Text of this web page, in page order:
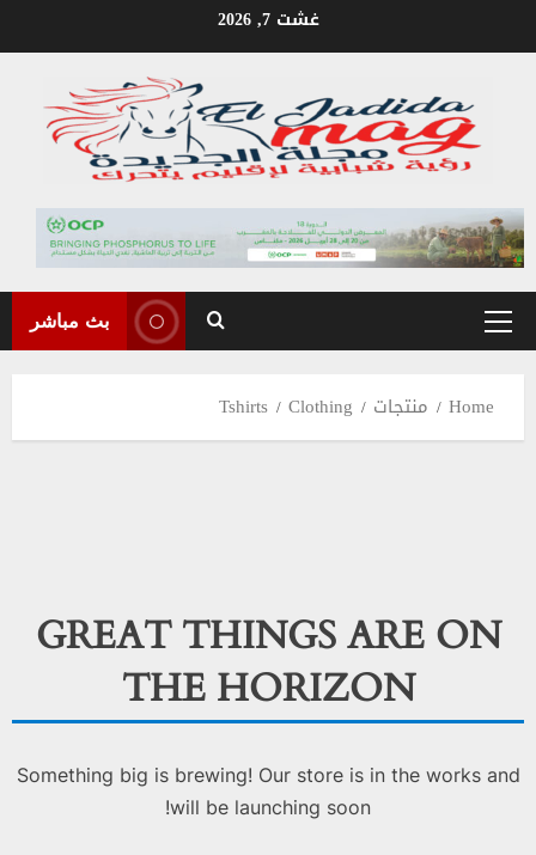
to
غشت 7, 2026
Primary
بث مباشر
Home منتجات Clothing
Tshirts
GREAT THINGS ARE ON
THE HORIZON
Something big is brewing! Our store is in the works and
will be launching soon!